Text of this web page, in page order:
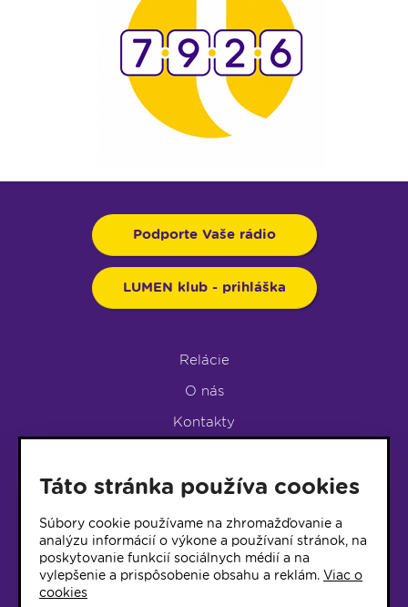
Podporte Vaše rádio
LUMEN klub - prihláška
Relácie
O nás
Kontakty
LUMEN KLUB
LUMEN KLUB PRIHLÁŠKA
© 2017 Rádio Lumen, Všetky práva vyhradené
Táto stránka používa cookies
Súbory cookie používame na zhromažďovanie a
analýzu informácií o výkone a používaní stránok, na
poskytovanie funkcií sociálnych médií a na
vylepšenie a prispôsobenie obsahu a reklám. Viac o
cookies